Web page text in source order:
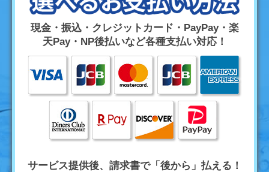
現金・振込・クレジットカード・PayPay・楽
天Pay・NP後払いなど各種支払い対応！
サービス提供後、請求書で「後から」払える！